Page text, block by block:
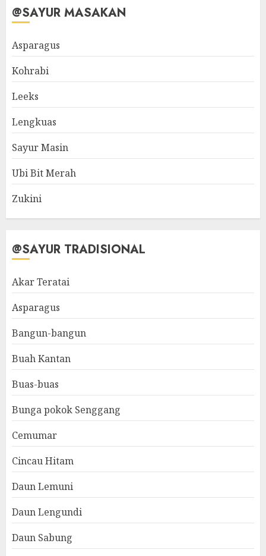
@SAYUR MASAKAN
Asparagus
Kohrabi
Leeks
Lengkuas
Sayur Masin
Ubi Bit Merah
Zukini
@SAYUR TRADISIONAL
Akar Teratai
Asparagus
Bangun-bangun
Buah Kantan
Buas-buas
Bunga pokok Senggang
Cemumar
Cincau Hitam
Daun Lemuni
Daun Lengundi
Daun Sabung